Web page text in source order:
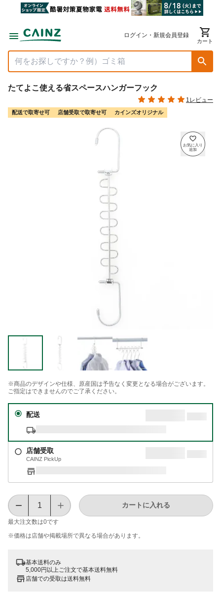
ログイン・新規会員登録
カート
たてよこ使える省スペースハンガーフック
1レビュー
配送で取寄せ可 店舗受取で取寄せ可 カインズオリジナル
※商品のデザインや仕様、原産国は予告なく変更となる場合がございます。
ご指定はできませんのでご了承ください。
配送
店舗受取
CAINZ PickUp
最大注文数は0です
カートに入れる
※価格は​店舗や​掲載場所で​異なる​場合が​あります。
基本送料のみ
5,000円以上ご注文で基本送料無料
店舗での受取は送料無料